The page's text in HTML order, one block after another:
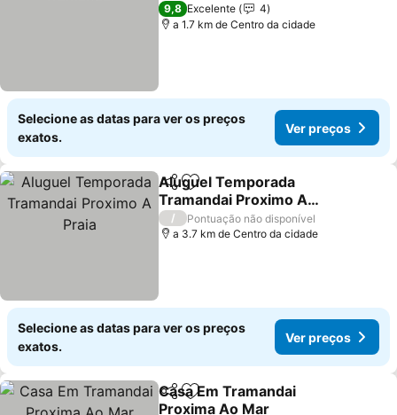
9,8 Excelente
4
a 1.7 km de Centro da cidade
Selecione as datas para ver os preços
exatos.
Ver preços
PartilharAdicionar aos favoritos
Aluguel Temporada
Tramandai Proximo A
Praia
/
Pontuação não disponível
a 3.7 km de Centro da cidade
Selecione as datas para ver os preços
exatos.
Ver preços
PartilharAdicionar aos favoritos
Casa Em Tramandai
Proxima Ao Mar